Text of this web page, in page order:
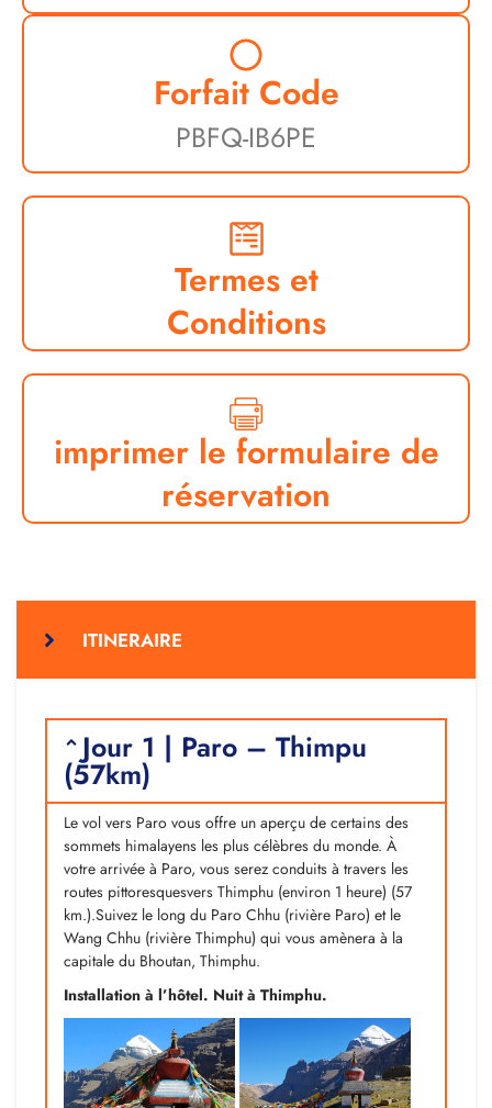
Forfait Code
PBFQ-IB6PE
Termes et
Conditions
imprimer le formulaire de
réservation
ITINERAIRE
Jour 1 | Paro – Thimpu
(57km)
Le vol vers Paro vous offre un aperçu de certains des
sommets himalayens les plus célèbres du monde. À
votre arrivée à Paro, vous serez conduits à travers les
routes pittoresquesvers Thimphu (environ 1 heure) (57
km.).Suivez le long du Paro Chhu (rivière Paro) et le
Wang Chhu (rivière Thimphu) qui vous amènera à la
capitale du Bhoutan, Thimphu.
Installation à l’hôtel. Nuit à Thimphu.